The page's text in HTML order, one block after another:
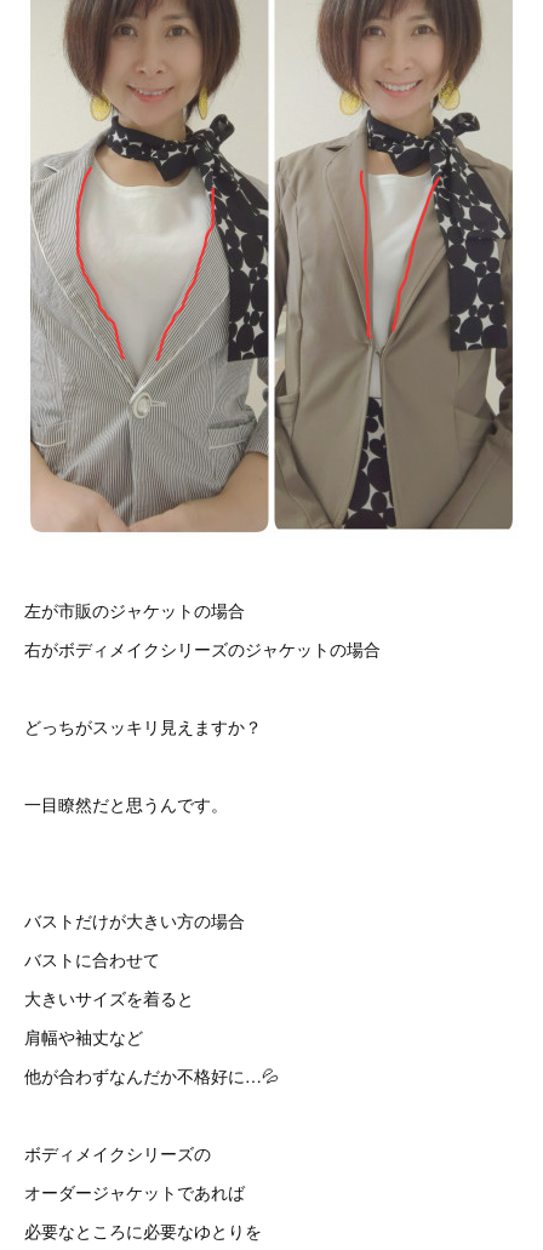
左が市販のジャケットの場合
右がボディメイクシリーズのジャケットの場合
どっちがスッキリ見えますか？
一目瞭然だと思うんです。
バストだけが大きい方の場合
バストに合わせて
大きいサイズを着ると
肩幅や袖丈など
他が合わずなんだか不格好に…💦
ボディメイクシリーズの
オーダージャケットであれば
必要なところに必要なゆとりを